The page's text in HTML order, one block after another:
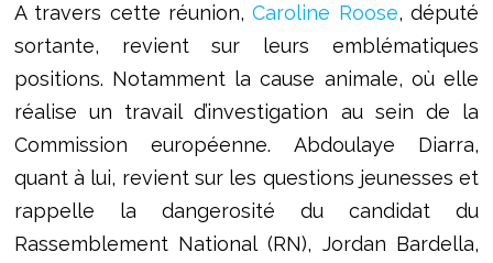
A travers cette réunion,Caroline Roose, député
sortante, revient sur leurs emblématiques
positions. Notamment la cause animale, où elle
réalise un travail d’investigation au sein de la
Commission européenne. Abdoulaye Diarra,
quant à lui, revient sur les questions jeunesses et
rappelle la dangerosité du candidat du
Rassemblement National (RN), Jordan Bardella,